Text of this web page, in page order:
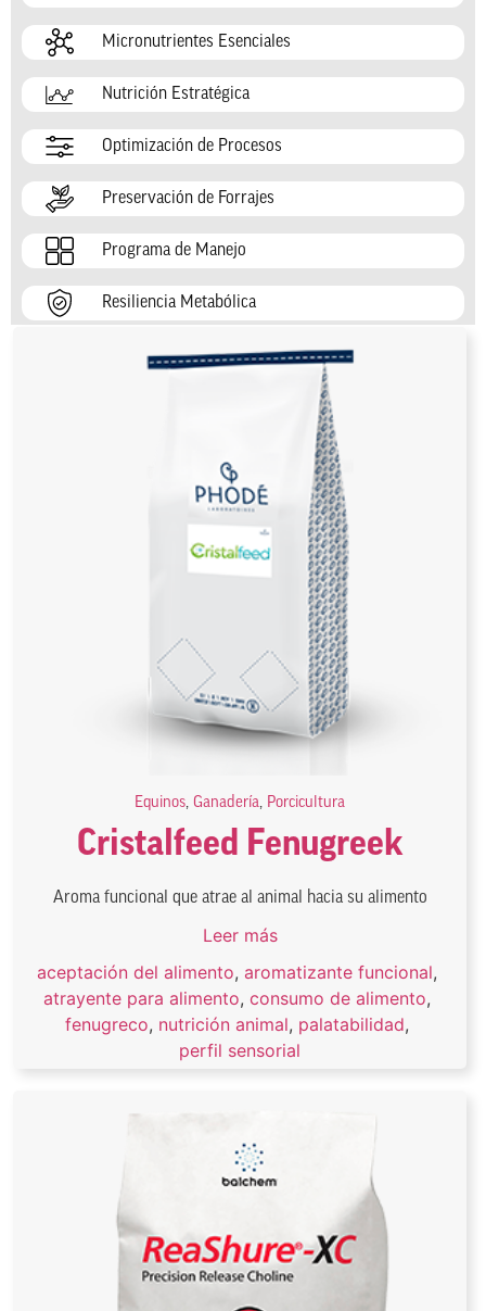
Micronutrientes Esenciales
Nutrición Estratégica
Optimización de Procesos
Preservación de Forrajes
Programa de Manejo
Resiliencia Metabólica
Equinos, Ganadería, Porcicultura
Cristalfeed Fenugreek
Aroma funcional que atrae al animal hacia su alimento
Leer más
aceptación del alimento, aromatizante funcional,
atrayente para alimento, consumo de alimento,
fenugreco, nutrición animal, palatabilidad,
perfil sensorial